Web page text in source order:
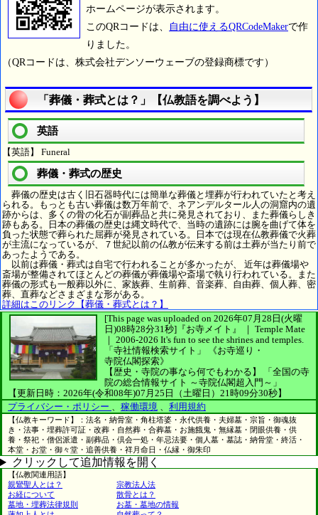
ホームページが表示されます。
このQRコードは、
自由に使えるQRCodeMakerで作
りました。
（QRコードは、株式会社デンソーウェーブの登録商標です）
「葬儀・葬式とは？」【仏教語を調べよう】
英語
【英語】 Funeral
葬儀・葬式の歴史
葬儀の歴史は古く旧石器時代には簡単な葬儀と埋葬が行われていたと考え
られる。もっとも古い葬儀は数万年前で、ネアンデルタール人の洞窟内の遺
跡からは、多くの骨の化石が副葬品と共に発見されており、また葬儀らしき
跡もある。日本の葬儀の歴史は縄文時代で、当時の遺跡には腕を曲げて体を
負った状態で葬られた屈葬が発見されている。日本では現在仏教葬儀で火葬
が主流になっているが、７世紀以前の仏教が伝来する前は土葬が当たり前で
あったようである。
以前は葬儀・葬式は自宅で行われることが多かったが、 近年は葬儀場や
斎場が整備されてほとんどの葬儀が葬儀場や斎場で執り行われている。また
葬儀の形式も一般葬以外に、家族葬、生前葬、音楽葬、自由葬、個人葬、密
葬、直葬などさまざまな形がある。
詳細はこのリンク【葬儀・葬式とは？】
[This page was uploaded on 2026年07月28日(火曜
日)08時28分31秒] 『お寺メイト』 ｜ Temple Mate
｜ 2006-2026 It's fun to see the shrines and temples.
「寺社情報検索サイト」
《お寺巡り・
寺院仏閣探索》
【歴史・寺院の事なら何でもわかる】
「全国の寺
院の総合情報サイト ～寺院仏閣超入門～」
【更新日時：2026年(令和08年)07月25日（土曜日）21時09分30秒】
プライバシー・ポリシー 、 稼働環境 、 利用規約
【仏教キーワード】：法名・納骨室・角柱塔婆・永代供養・夫婦墓・宗旨・御魂抜
き・法事・埋葬許可証・改葬・自然葬・合葬墓・お施餓鬼・無縁墓・閉眼供養・供
養・祭祀・僧侶派遣・副葬品・倶会一処・年忌法要・個人墓・墓誌・納骨堂・終活・
本堂・お堂・御々堂・追善供養・祥月命日・仏縁・御朱印
クリックして追加情報を開く
【仏教関連用語】
親鸞聖人とは？
宗教法人法
お経について
散骨とは？
墓地・埋葬法律規則
お墓・墓地の情報